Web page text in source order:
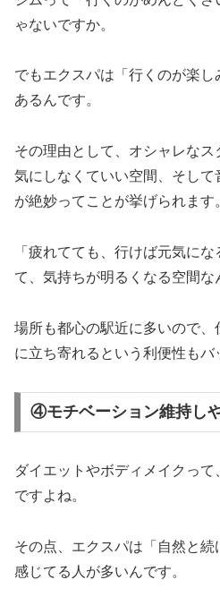
ゃないですか。
でもエクスパは「行くのが楽
あるんです。
その理由として、オシャレな
気にしなくていい空間、そし
が絶妙ってことが挙げられます
「疲れてても、行けば元気に
て、気持ちが明るくなる空間な
場所も都心の駅近に多いので
に立ち寄れるという利便性もバ
④モチベーション維持し
ダイエットやボディメイクっ
ですよね。
その点、エクスパは「自然と続
感じてる人が多いんです。